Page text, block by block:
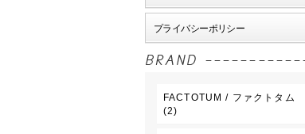
プライバシーポリシー
FACTOTUM / ファクトタム
(2)